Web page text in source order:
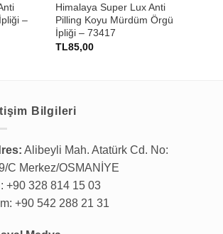
–
Himalaya Super Lux Anti
Pilling Koyu Mürdüm Örgü
İpliği – 73417
TL85,00
Bilgileri
Alibeyli Mah. Atatürk Cd. No:
C Merkez/OSMANİYE
+90 328 814 15 03
+90 542 288 21 31